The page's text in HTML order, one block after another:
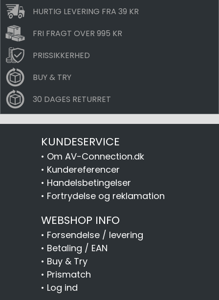
HURTIG LEVERING FRA 39 KR
FRI FRAGT OVER 995 KR
PRISSIKKERHED
BUY & TRY
30 DAGES RETURRET
KUNDESERVICE
• Om AV-Connection.dk
• Kundereferencer
• Handelsbetingelser
• Fortrydelse og reklamation
WEBSHOP INFO
• Forsendelse / levering
• Betaling / EAN
• Buy & Try
• Prismatch
• Log ind